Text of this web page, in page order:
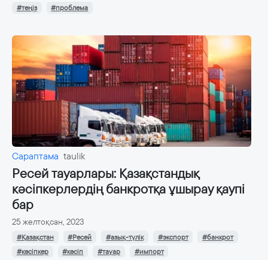
#теңіз
#проблема
Сараптама taulik
Ресей тауарлары: Қазақстандық
кәсіпкерлердің банкротқа ұшырау қаупі
бар
25 желтоқсан, 2023
#Қазақстан #Ресей #азық-түлік #экспорт
#банкрот
#кәсіпкер
#кәсіп #тауар #импорт